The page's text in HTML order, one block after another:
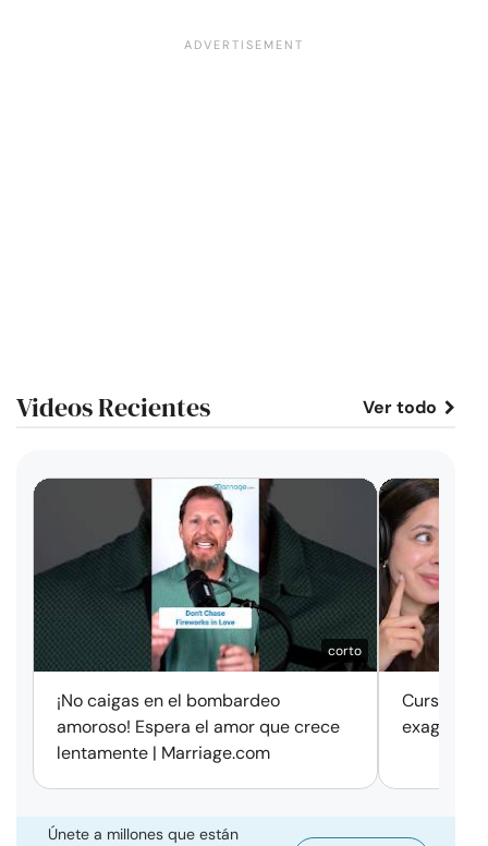
Videos Recientes Ver todo
corto
¡No caigas en el bombardeo
amoroso! Espera el amor que crece
lentamente | Marriage.com
Cursos
Únete a millones que están